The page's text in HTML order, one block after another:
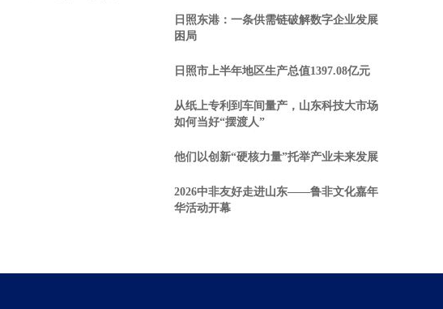
日照东港：一条供需链破解数字企业发展
困局
日照市上半年地区生产总值1397.08亿元
从纸上专利到车间量产，山东科技大市场
如何当好“摆渡人”
他们以创新“硬核力量”托举产业未来发展
2026中非友好走进山东——鲁非文化嘉年
华活动开幕